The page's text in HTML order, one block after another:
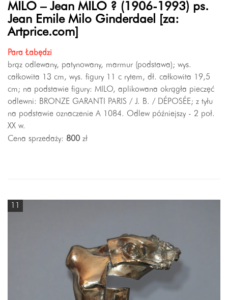
MILO – Jean MILO ? (1906-1993) ps.
Jean Emile Milo Ginderdael [za:
Artprice.com]
Para Łabędzi
brąz odlewany, patynowany, marmur (podstawa); wys.
całkowita 13 cm, wys. figury 11 c rytem, dł. całkowita 19,5
cm; na podstawie figury: MILO, aplikowana okrągła pieczęć
odlewni: BRONZE GARANTI PARIS / J. B. / DÉPOSÉE; z tyłu
na podstawie oznaczenie A 1084. Odlew późniejszy - 2 poł.
XX w.
Cena sprzedaży: 800 zł